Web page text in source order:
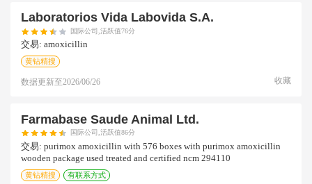
Laboratorios Vida Labovida S.a.
国际公司,活跃值76分
交易: amoxicillin
黄钻精搜
数据更新至2026/06/26 收藏
Farmabase Saude Animal Ltd.
国际公司,活跃值86分
交易: purimox amoxicillin with 576 boxes with purimox amoxicillin
wooden package used treated and certified ncm 294110
黄钻精搜 有联系方式